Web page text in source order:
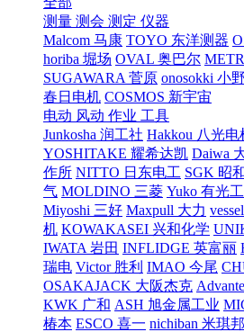
测量 测会 测定 仪器
Malcom 马康 TOYO 东洋测器
horiba 堀场 OVAL 奥巴尔
SUGAWARA 菅原 onosokki 小
春日电机 COSMOS 新宇宙
电动 风动 作业 工具
Junkosha 润工社 Hakkou 八光电
YOSHITAKE 耀希达凯 Daiwa
作所 NITTO 日东电工 SGK 昭
气 MOLDINO 三菱 Yuko 有光
Miyoshi 三好 Maxpull 大力
机 KOWAKASEI 兴和化学
IWATA 岩田 INFLIDGE 英富丽
瑞电 Victor 胜利 IMAO 今尾
OSAKAJACK 大阪杰克
KWK 广和 ASH 旭金属工业
椿本 ESCO 喜一 nichiban 米琪邦